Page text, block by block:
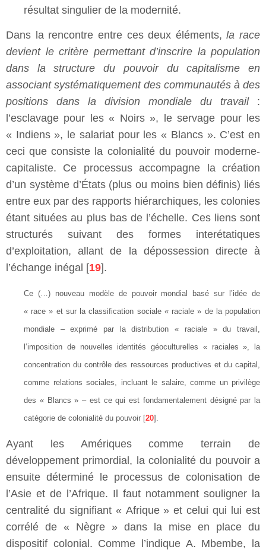
résultat singulier de la modernité.
Dans la rencontre entre ces deux éléments,la race
devient le critère permettant d’inscrire la population
dans la structure du pouvoir du capitalisme en
associant systématiquement des communautés à des
positions dans la division mondiale du travail:
l’esclavage pour les « Noirs », le servage pour les
« Indiens », le salariat pour les « Blancs ». C’est en
ceci que consiste la colonialité du pouvoir moderne-
capitaliste. Ce processus accompagne la création
d’un système d’États (plus ou moins bien définis) liés
entre eux par des rapports hiérarchiques, les colonies
étant situées au plus bas de l’échelle. Ces liens sont
structurés suivant des formes interétatiques
d’exploitation, allant de la dépossession directe à
l’échange inégal [19].
Ce (…) nouveau modèle de pouvoir mondial basé sur l’idée de
« race » et sur la classification sociale « raciale » de la population
mondiale – exprimé par la distribution « raciale » du travail,
l’imposition de nouvelles identités géoculturelles « raciales », la
concentration du contrôle des ressources productives et du capital,
comme relations sociales, incluant le salaire, comme un privilège
des « Blancs » – est ce qui est fondamentalement désigné par la
catégorie de colonialité du pouvoir [20].
Ayant les Amériques comme terrain de
développement primordial, la colonialité du pouvoir a
ensuite déterminé le processus de colonisation de
l’Asie et de l’Afrique. Il faut notamment souligner la
centralité du signifiant « Afrique » et celui qui lui est
corrélé de « Nègre » dans la mise en place du
dispositif colonial. Comme l’indique A. Mbembe, la